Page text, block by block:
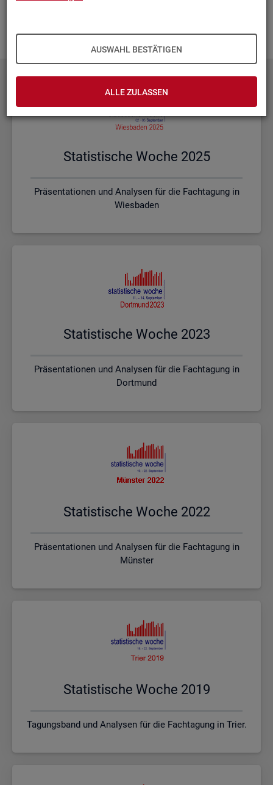
AUSWAHL BESTÄTIGEN
ALLE ZULASSEN
Sta­tis­ti­sche Woche 2025
Präsentationen und Analysen für die Fachtagung in
Wiesbaden
Sta­tis­ti­sche Woche 2023
Präsentationen und Analysen für die Fachtagung in
Dortmund
Sta­tis­ti­sche Woche 2022
Präsentationen und Analysen für die Fachtagung in
Münster
Sta­tis­ti­sche Woche 2019
Tagungsband und Analysen für die Fachtagung in Trier.